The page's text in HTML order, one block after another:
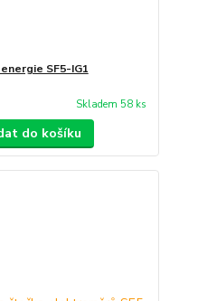
SF5-IG1
Skladem 58 ks
do košíku